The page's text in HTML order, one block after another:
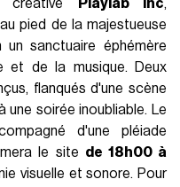
créative
Playlab Inc,
pied de la majestueuse
un sanctuaire éphémère
et de la musique. Deux
flanqués d'une scène
soirée inoubliable. Le
d'une pléiade
le site de 18h00 à
visuelle et sonore. Pour